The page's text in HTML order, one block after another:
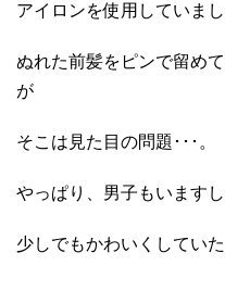
アイロンを使用していまし
ぬれた前髪をピンで留め
が
そこは見た目の問題･･･。
やっぱり、男子もいます
少しでもかわいくしてい